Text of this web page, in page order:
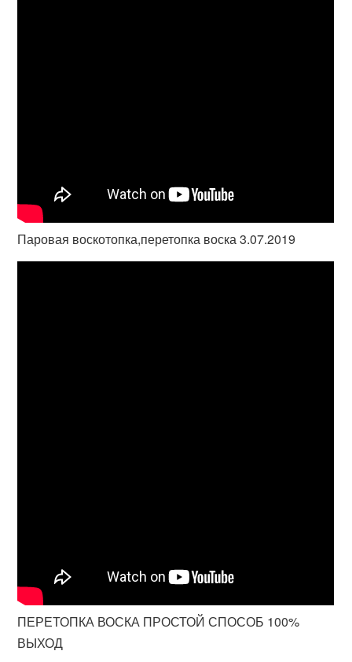
Паровая воскотопка,перетопка воска 3.07.2019
ПЕРЕТОПКА ВОСКА ПРОСТОЙ СПОСОБ 100%
ВЫХОД